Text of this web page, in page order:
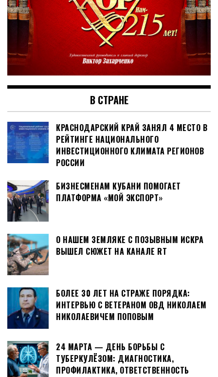
В СТРАНЕ
КРАСНОДАРСКИЙ КРАЙ ЗАНЯЛ 4 МЕСТО В
РЕЙТИНГЕ НАЦИОНАЛЬНОГО
ИНВЕСТИЦИОННОГО КЛИМАТА РЕГИОНОВ
РОССИИ
БИЗНЕСМЕНАМ КУБАНИ ПОМОГАЕТ
ПЛАТФОРМА «МОЙ ЭКСПОРТ»
О НАШЕМ ЗЕМЛЯКЕ С ПОЗЫВНЫМ ИСКРА
ВЫШЕЛ СЮЖЕТ НА КАНАЛЕ RT
БОЛЕЕ 30 ЛЕТ НА СТРАЖЕ ПОРЯДКА:
ИНТЕРВЬЮ С ВЕТЕРАНОМ ОВД НИКОЛАЕМ
НИКОЛАЕВИЧЕМ ПОПОВЫМ
24 МАРТА — ДЕНЬ БОРЬБЫ С
ТУБЕРКУЛЁЗОМ: ДИАГНОСТИКА,
ПРОФИЛАКТИКА, ОТВЕТСТВЕННОСТЬ